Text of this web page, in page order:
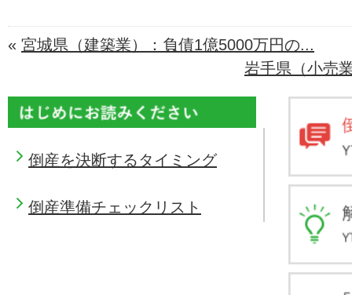
倒産を決断するタイミング
倒産準備チェックリスト
« 宮城県（建築業）：負債1億5000万円の...
岩手県（小売